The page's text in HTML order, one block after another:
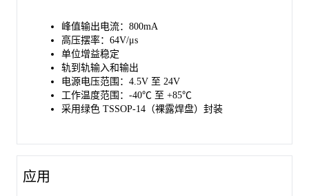
峰值输出电流：800mA
高压摆率：64V/μs
单位增益稳定
轨到轨输入和输出
电源电压范围：4.5V 至 24V
工作温度范围：-40℃ 至 +85℃
采用绿色 TSSOP-14（裸露焊盘）封装
应用